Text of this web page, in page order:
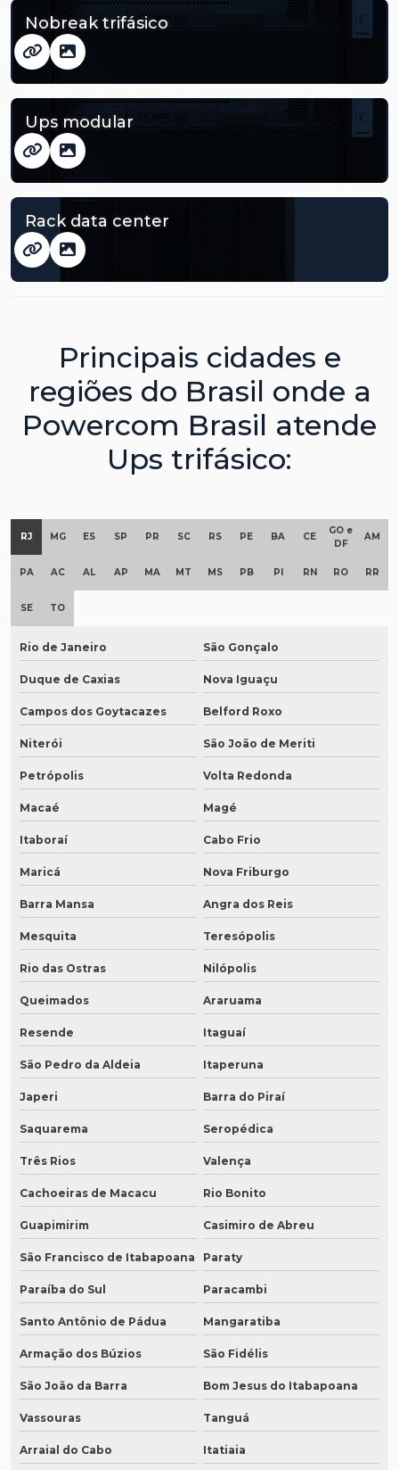
Nobreak trifásico
Ups modular
Rack data center
Principais cidades e
regiões do Brasil onde a
Powercom Brasil atende
Ups trifásico:
RJ MG ES SP PR SC RS PE BA CE
GO e
DF
AM
PA AC AL AP MA MT MS PB PI RN RO RR
SE TO
Rio de Janeiro São Gonçalo
Duque de Caxias Nova Iguaçu
Campos dos Goytacazes Belford Roxo
Niterói São João de Meriti
Petrópolis Volta Redonda
Macaé Magé
Itaboraí Cabo Frio
Maricá Nova Friburgo
Barra Mansa Angra dos Reis
Mesquita Teresópolis
Rio das Ostras Nilópolis
Queimados Araruama
Resende Itaguaí
São Pedro da Aldeia Itaperuna
Japeri Barra do Piraí
Saquarema Seropédica
Três Rios Valença
Cachoeiras de Macacu Rio Bonito
Guapimirim Casimiro de Abreu
São Francisco de Itabapoana Paraty
Paraíba do Sul Paracambi
Santo Antônio de Pádua Mangaratiba
Armação dos Búzios São Fidélis
São João da Barra Bom Jesus do Itabapoana
Vassouras Tanguá
Arraial do Cabo Itatiaia